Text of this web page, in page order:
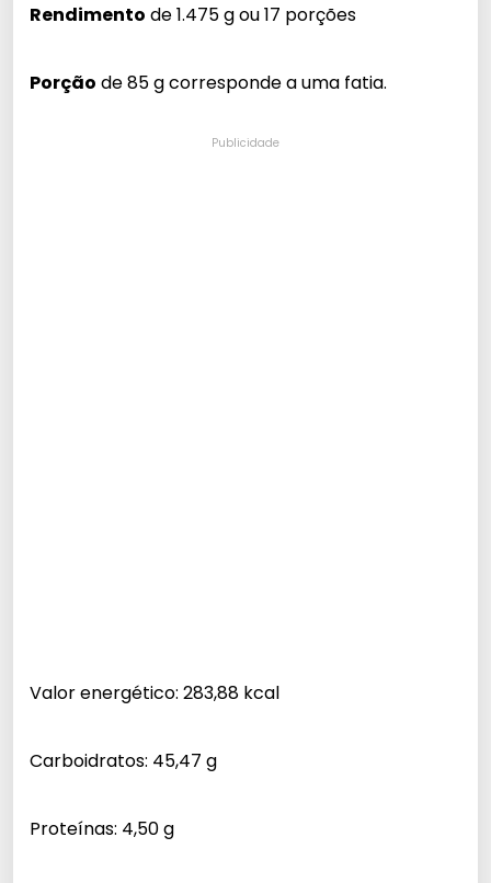
Rendimento de 1.475 g ou 17 porções
Porção de 85 g corresponde a uma fatia.
Publicidade
Valor energético: 283,88 kcal
Carboidratos: 45,47 g
Proteínas: 4,50 g